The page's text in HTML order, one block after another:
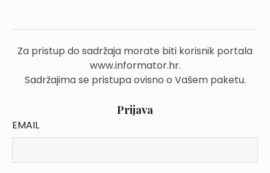
Za pristup do sadržaja morate biti korisnik portala
www.informator.hr.
Sadržajima se pristupa ovisno o Vašem paketu.
Prijava
EMAIL